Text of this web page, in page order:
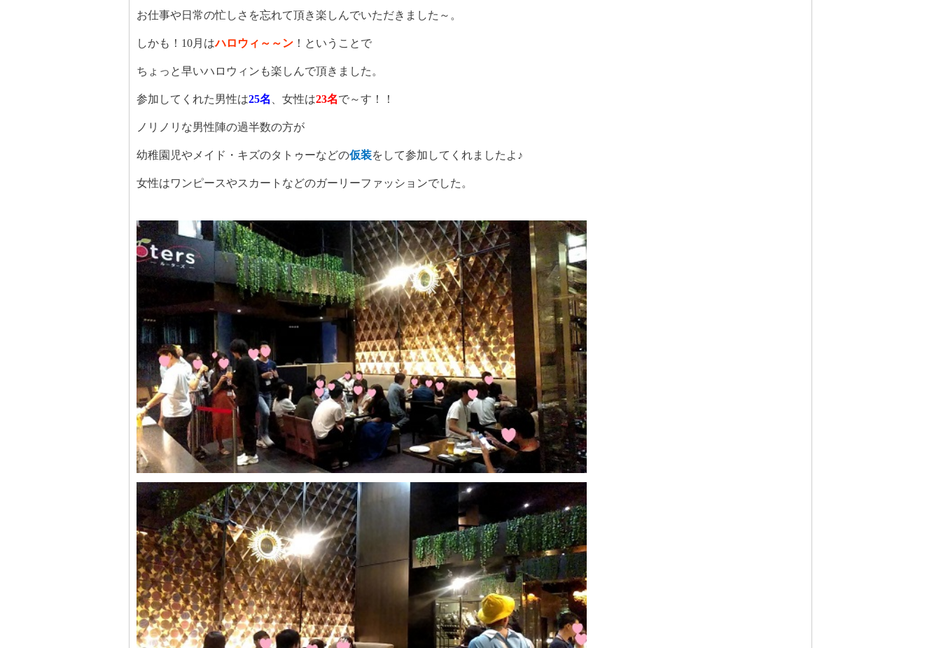
お仕事や日常の忙しさを忘れて頂き楽しんでいただきました～。
しかも！ 10月はハロウィ～～ン ！ということで
ちょっと早いハロウィンも楽しんで頂きました。
参加してくれた男性は25名 、女性は23名で～す！！
ノリノリな男性陣の過半数の方が
幼稚園児やメイド・キズのタトゥーなどの仮装をして参加してくれましたよ♪
女性はワンピースやスカートなどのガーリーファッションでした。